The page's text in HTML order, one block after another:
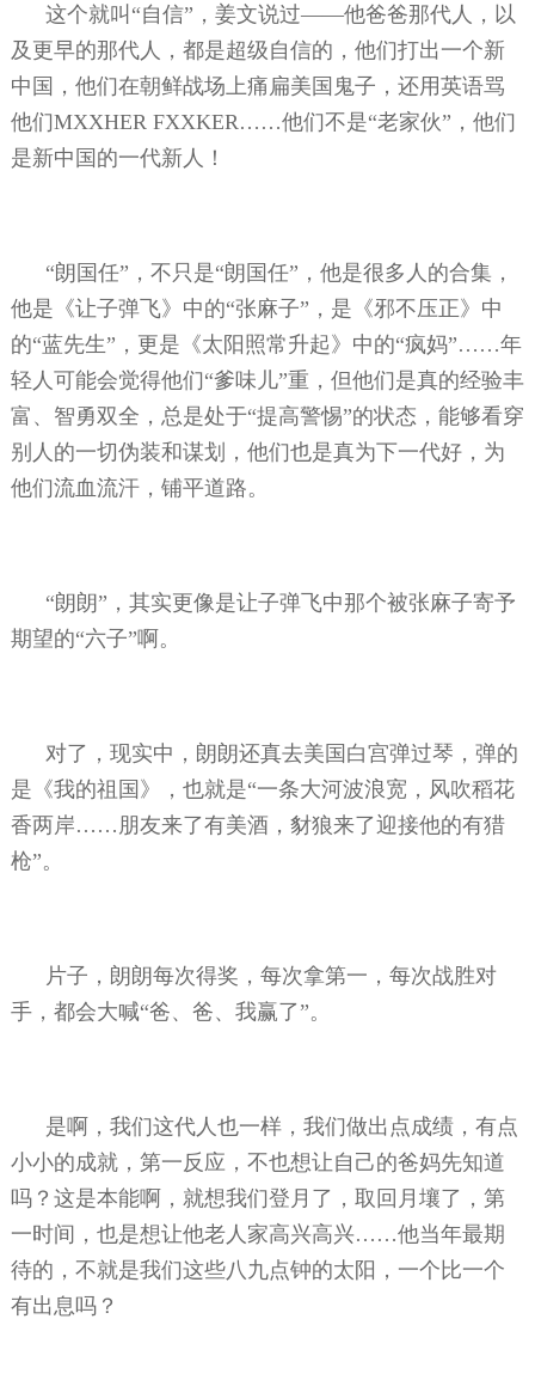
这个就叫“自信”，姜文说过——他爸爸那代人，以
及更早的那代人，都是超级自信的，他们打出一个新
中国，他们在朝鲜战场上痛扁美国鬼子，还用英语骂
他们MXXHER FXXKER……他们不是“老家伙”，他们
是新中国的一代新人！
“朗国任”，不只是“朗国任”，他是很多人的合集，
他是《让子弹飞》中的“张麻子”，是《邪不压正》中
的“蓝先生”，更是《太阳照常升起》中的“疯妈”……年
轻人可能会觉得他们“爹味儿”重，但他们是真的经验丰
富、智勇双全，总是处于“提高警惕”的状态，能够看穿
别人的一切伪装和谋划，他们也是真为下一代好，为
他们流血流汗，铺平道路。
“朗朗”，其实更像是让子弹飞中那个被张麻子寄予
期望的“六子”啊。
对了，现实中，朗朗还真去美国白宫弹过琴，弹的
是《我的祖国》，也就是“一条大河波浪宽，风吹稻花
香两岸……朋友来了有美酒，豺狼来了迎接他的有猎
枪”。
片子，朗朗每次得奖，每次拿第一，每次战胜对
手，都会大喊“爸、爸、我赢了”。
是啊，我们这代人也一样，我们做出点成绩，有点
小小的成就，第一反应，不也想让自己的爸妈先知道
吗？这是本能啊，就想我们登月了，取回月壤了，第
一时间，也是想让他老人家高兴高兴……他当年最期
待的，不就是我们这些八九点钟的太阳，一个比一个
有出息吗？